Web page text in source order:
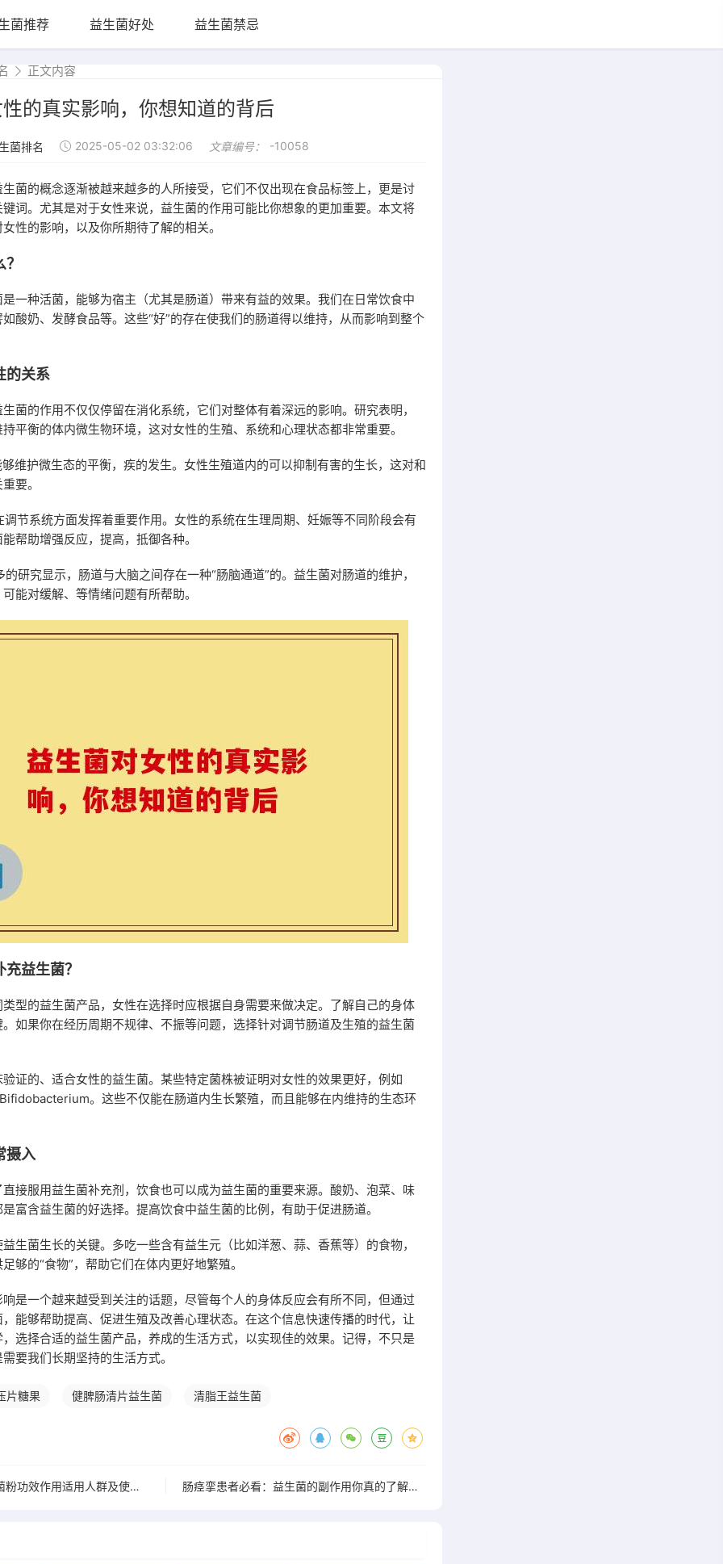
菌推荐 益生菌好处 益生菌禁忌
正文内容
的真实影响，你想知道的背后
菌排名 2025-05-02 03:32:06 文章编号： -10058
菌的概念逐渐被越来越多的人所接受，它们不仅出现在食品标签上，更是讨
词。尤其是对于女性来说，益生菌的作用可能比你想象的更加重要。本文将
性的影响，以及你所期待了解的相关。
一种活菌，能够为宿主（尤其是肠道）带来有益的效果。我们在日常饮食中
酸奶、发酵食品等。这些“好”的存在使我们的肠道得以维持，从而影响到整个
的关系
菌的作用不仅仅停留在消化系统，它们对整体有着深远的影响。研究表明，
平衡的体内微生物环境，这对女性的生殖、系统和心理状态都非常重要。
维护微生态的平衡，疾的发生。女性生殖道内的可以抑制有害的生长，这对和
要。
节系统方面发挥着重要作用。女性的系统在生理周期、妊娠等不同阶段会有
帮助增强反应，提高，抵御各种。
研究显示，肠道与大脑之间存在一种“肠脑通道”的。益生菌对肠道的维护，
能对缓解、等情绪问题有所帮助。
益生菌？
型的益生菌产品，女性在选择时应根据自身需要来做决定。了解自己的身体
如果你在经历周期不规律、不振等问题，选择针对调节肠道及生殖的益生菌
证的、适合女性的益生菌。某些特定菌株被证明对女性的效果更好，例如
。这些不仅能在肠道内生长繁殖，而且能够在内维持的生态环
摄入
接服用益生菌补充剂，饮食也可以成为益生菌的重要来源。酸奶、泡菜、味
富含益生菌的好选择。提高饮食中益生菌的比例，有助于促进肠道。
生菌生长的关键。多吃一些含有益生元（比如洋葱、蒜、香蕉等）的食物，
够的“食物”，帮助它们在体内更好地繁殖。
是一个越来越受到关注的话题，尽管每个人的身体反应会有所不同，但通过
能够帮助提高、促进生殖及改善心理状态。在这个信息快速传播的时代，让
选择合适的益生菌产品，养成的生活方式，以实现佳的效果。记得，不只是
要我们长期坚持的生活方式。
片糖果 健脾肠清片益生菌 清脂王益生菌
老爸评测p16益生菌粉功效作用适用人群及使用体验全解析 肠痉挛患者必看：益生菌的副作用你真的了解吗？